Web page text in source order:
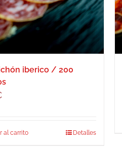
iberico / 200
al carrito Detalles